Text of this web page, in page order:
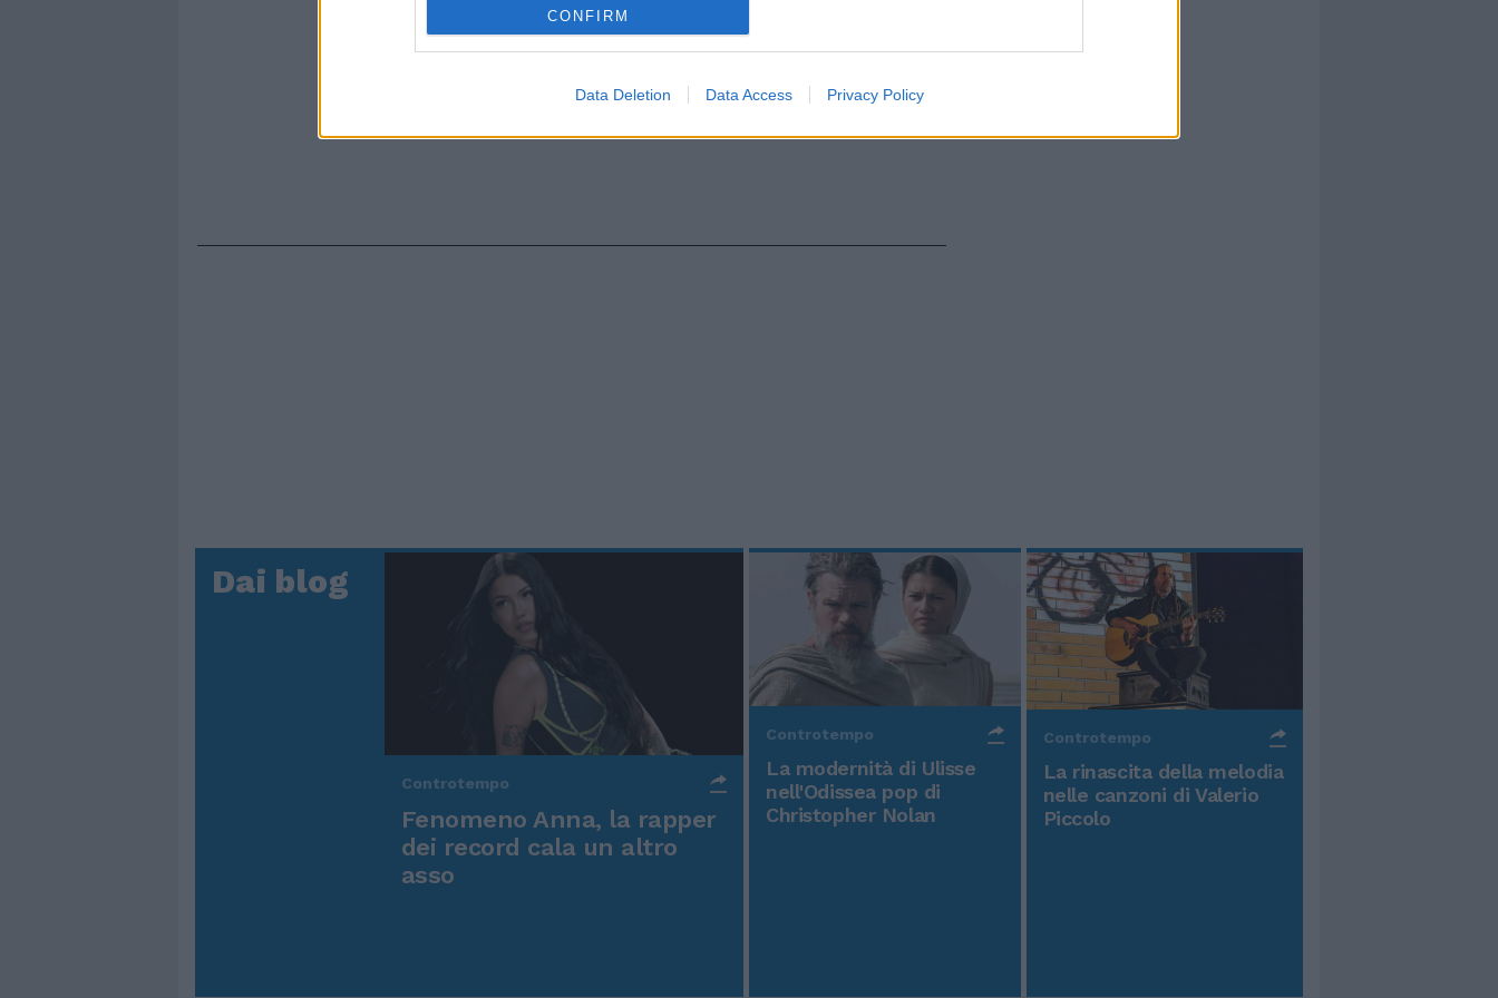
CONFIRM
Data Deletion Data Access Privacy Policy
Dai blog
Controtempo
Fenomeno Anna, la rapper
dei record cala un altro
asso
Controtempo
La modernità di Ulisse
nell'Odissea pop di
Christopher Nolan
Controtempo
La rinascita della melodia
nelle canzoni di Valerio
Piccolo